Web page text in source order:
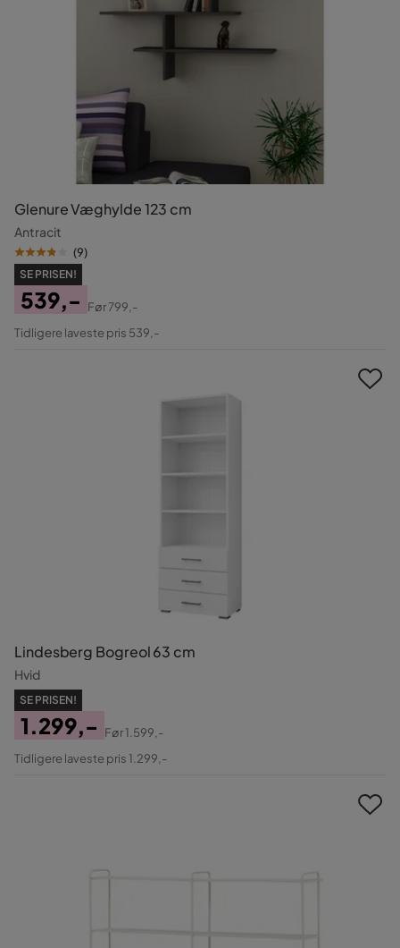
Glenure Væghylde 123 cm
Antracit
(9)
SE PRISEN!
Pris
539,-
Original
Før799,-
Tidligere laveste pris 539,-
Lindesberg Bogreol 63 cm
Hvid
SE PRISEN!
Pris
1.299,-
Original
Før1.599,-
Tidligere laveste pris 1.299,-